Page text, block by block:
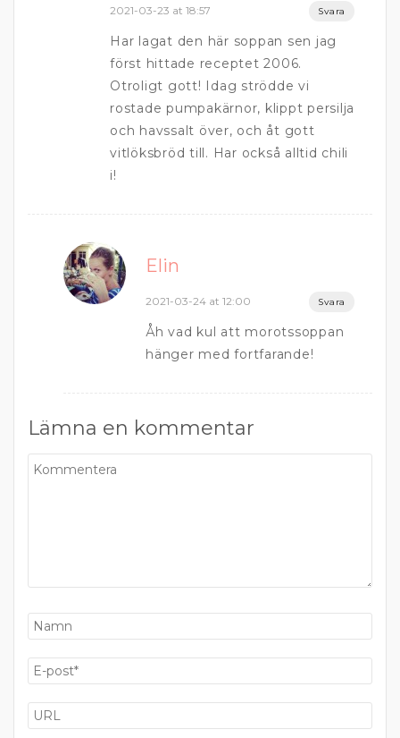
2021-03-23 at 18:57 Svara
Har lagat den här soppan sen jag
först hittade receptet 2006.
Otroligt gott! Idag strödde vi
rostade pumpakärnor, klippt persilja
och havssalt över, och åt gott
vitlöksbröd till. Har också alltid chili
i!
Elin
2021-03-24 at 12:00 Svara
Åh vad kul att morotssoppan
hänger med fortfarande!
Lämna en kommentar